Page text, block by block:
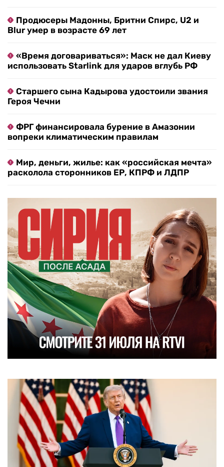
Продюсеры Мадонны, Бритни Спирс, U2 и
Blur умер в возрасте 69 лет
«Время договариваться»: Маск не дал Киеву
использовать Starlink для ударов вглубь РФ
Старшего сына Кадырова удостоили звания
Героя Чечни
ФРГ финансировала бурение в Амазонии
вопреки климатическим правилам
Мир, деньги, жилье: как «российская мечта»
расколола сторонников ЕР, КПРФ и ЛДПР